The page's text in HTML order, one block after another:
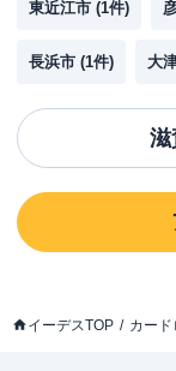
東近江市 (1件)
長浜市 (1件) 大
滋
イーデスTOP カード